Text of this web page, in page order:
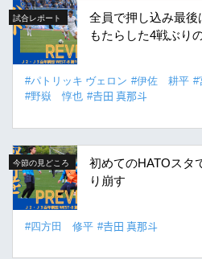
試合レポート
全員で押し込み最後
もたらした4戦ぶり
#パトリッキ ヴェロン #伊佐 耕平
#野嶽 惇也 #𠮷田 真那斗
今節の見どころ
初めてのHATOスタ
り崩す
#四方田 修平 #𠮷田 真那斗